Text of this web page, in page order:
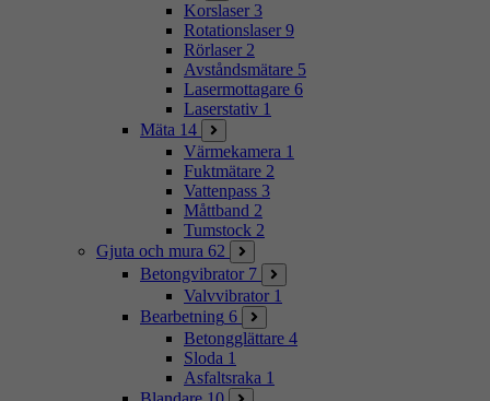
Korslaser 3
Rotationslaser 9
Rörlaser 2
Avståndsmätare 5
Lasermottagare 6
Laserstativ 1
Mäta 14
Värmekamera 1
Fuktmätare 2
Vattenpass 3
Måttband 2
Tumstock 2
Gjuta och mura 62
Betongvibrator 7
Valvvibrator 1
Bearbetning 6
Betongglättare 4
Sloda 1
Asfaltsraka 1